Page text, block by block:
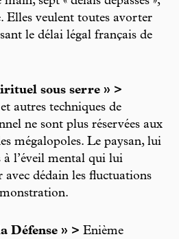
Elles veulent toutes avorter
le délai légal français de
sous serre » >
autres techniques de
ne sont plus réservées aux
mégalopoles. Le paysan, lui
à l’éveil mental qui lui
avec dédain les fluctuations
Défense » > Enième